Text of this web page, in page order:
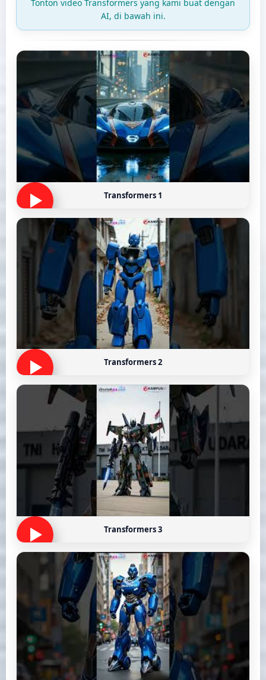
Tonton video Transformers yang kami buat dengan
AI, di bawah ini.
Transformers 1
Transformers 2
Transformers 3